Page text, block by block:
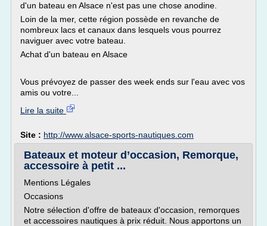
d'un bateau en Alsace n'est pas une chose anodine.
Loin de la mer, cette région possède en revanche de
nombreux lacs et canaux dans lesquels vous pourrez
naviguer avec votre bateau.
Achat d'un bateau en Alsace
Vous prévoyez de passer des week ends sur l'eau avec vos
amis ou votre...
Lire la suite
Site : http://www.alsace-sports-nautiques.com
Bateaux et moteur d’occasion, Remorque,
accessoire à petit ...
Mentions Légales
Occasions
Notre sélection d'offre de bateaux d'occasion, remorques
et accessoires nautiques à prix réduit. Nous apportons un